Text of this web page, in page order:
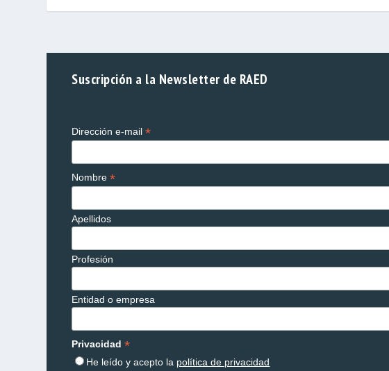
Suscripción a la Newsletter de RAED
Dirección e-mail*
Nombre*
Apellidos
Profesión
Entidad o empresa
Privacidad*
He leído y acepto la política de privacidad